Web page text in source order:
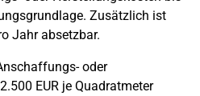
Zusätzlich ist
Jahr absetzbar.
oder
EUR je Quadratmeter